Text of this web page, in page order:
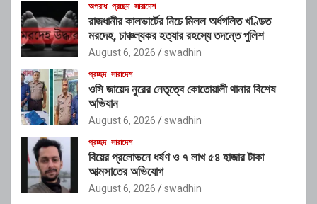
অপরাধ প্রচ্ছদ সারাদেশ
রাজধানীর কালভার্টের নিচে মিলল অর্ধগলিত খণ্ডিত
মরদেহ, চাঞ্চল্যকর হত্যার রহস্যে তদন্তে পুলিশ
August 6, 2026 swadhin
প্রচ্ছদ সারাদেশ
ওসি জায়েদ নুরের নেতৃত্বে কোতোয়ালী থানার বিশেষ
অভিযান
August 6, 2026 swadhin
প্রচ্ছদ সারাদেশ
বিয়ের প্রলোভনে ধর্ষণ ও ৭ লাখ ৫৪ হাজার টাকা
আত্মসাতের অভিযোগ
August 6, 2026 swadhin